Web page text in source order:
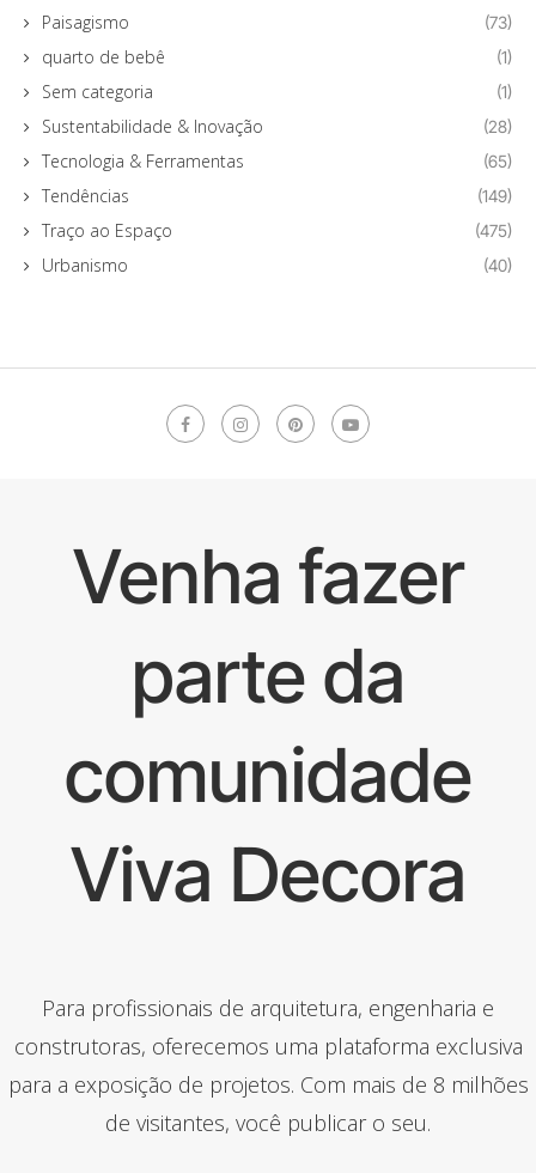
Paisagismo (73)
quarto de bebê (1)
Sem categoria (1)
Sustentabilidade & Inovação (28)
Tecnologia & Ferramentas (65)
Tendências (149)
Traço ao Espaço (475)
Urbanismo (40)
Venha fazer
parte da
comunidade
Viva Decora
Para profissionais de arquitetura, engenharia e
construtoras, oferecemos uma plataforma exclusiva
para a exposição de projetos. Com mais de 8 milhões
de visitantes, você publicar o seu.